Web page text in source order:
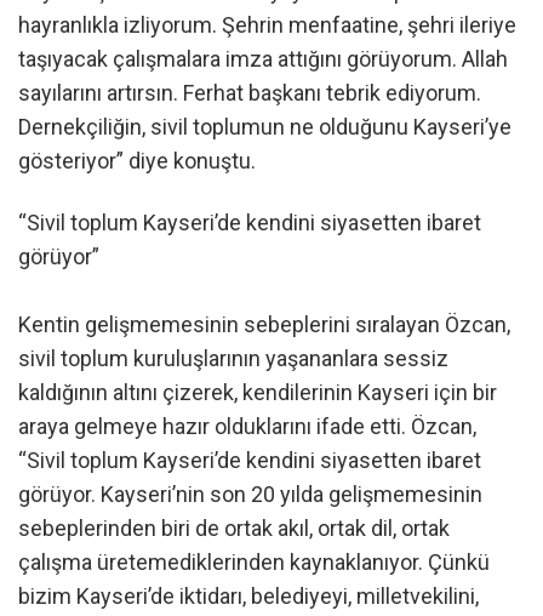
hayranlıkla izliyorum. Şehrin menfaatine, şehri ileriye
taşıyacak çalışmalara imza attığını görüyorum. Allah
sayılarını artırsın. Ferhat başkanı tebrik ediyorum.
Dernekçiliğin, sivil toplumun ne olduğunu Kayseri’ye
gösteriyor” diye konuştu.
“Sivil toplum Kayseri’de kendini siyasetten ibaret
görüyor”
Kentin gelişmemesinin sebeplerini sıralayan Özcan,
sivil toplum kuruluşlarının yaşananlara sessiz
kaldığının altını çizerek, kendilerinin Kayseri için bir
araya gelmeye hazır olduklarını ifade etti. Özcan,
“Sivil toplum Kayseri’de kendini siyasetten ibaret
görüyor. Kayseri’nin son 20 yılda gelişmemesinin
sebeplerinden biri de ortak akıl, ortak dil, ortak
çalışma üretemediklerinden kaynaklanıyor. Çünkü
bizim Kayseri’de iktidarı, belediyeyi, milletvekilini,